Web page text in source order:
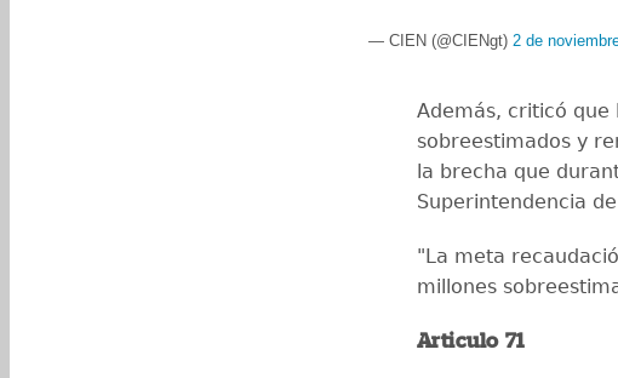
— CIEN (@CIENgt) 2 de
Además, criticó que
sobreestimados y
la brecha que
Superintendencia
"La meta
millones
Articulo 71